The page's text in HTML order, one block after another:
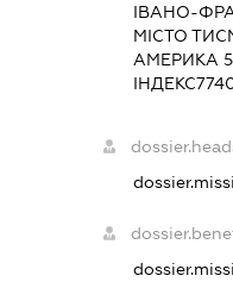
ІВАНО-
МІСТО
АМЕРИКА